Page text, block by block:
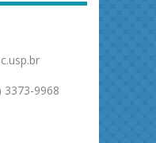
3373-9968